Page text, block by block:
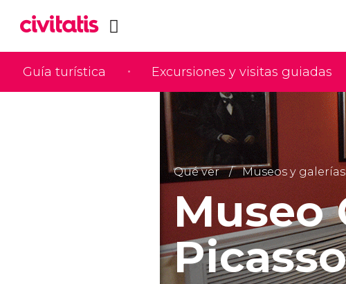
Guía turística Excursiones y visitas guiadas
Qué ver Museos y galerías
Museo
Picasso